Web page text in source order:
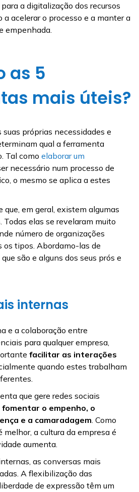
a digitalização dos recursos
a acelerar o processo e a manter a
empenhada.
as 5
mais úteis?
próprias necessidades e
qual a ferramenta
Tal como elaborar um
necessário num processo de
o mesmo se aplica a estes
que, em geral, existem algumas
elas se revelaram muito
número de organizações
os tipos. Abordamo-las de
são e alguns dos seus prós e
internas
e a colaboração entre
para qualquer empresa,
facilitar as interações
quando estes trabalham
que gere redes sociais
fomentar o empenho, o
e a camaradagem. Como
melhor, a cultura da empresa é
aumenta.
as conversas mais
A flexibilização das
de expressão têm um